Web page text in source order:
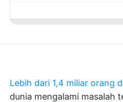
Lebih dari 1,4 miliar orang
dunia mengalami masalah